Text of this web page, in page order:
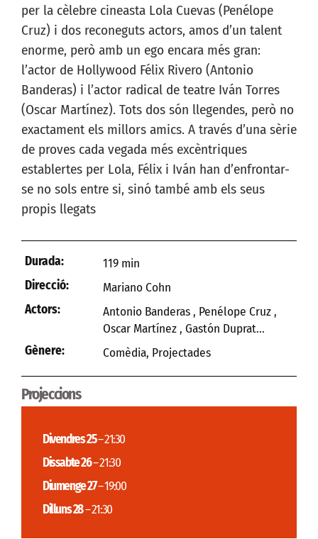
per la cèlebre cineasta Lola Cuevas (Penélope
Cruz) i dos reconeguts actors, amos d’un talent
enorme, però amb un ego encara més gran:
l’actor de Hollywood Félix Rivero (Antonio
Banderas) i l’actor radical de teatre Iván Torres
(Oscar Martínez). Tots dos són llegendes, però no
exactament els millors amics. A través d’una sèrie
de proves cada vegada més excèntriques
establertes per Lola, Félix i Iván han d’enfrontar-
se no sols entre si, sinó també amb els seus
propis llegats
Durada:
119 min
Direcció:
Mariano Cohn
Actors:
Antonio Banderas , Penélope Cruz ,
Oscar Martínez , Gastón Duprat...
Gènere:
Comèdia, Projectades
Projeccions
Divendres 25– 21:30
Dissabte 26– 21:30
Diumenge 27– 19:00
Dilluns 28– 21:30